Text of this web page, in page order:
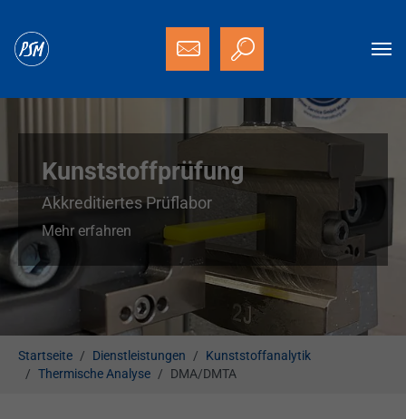
Zum Hauptinhalt springen
Kunststoffprüfung
Akkreditiertes Prüflabor
Mehr erfahren
Startseite Dienstleistungen
Kunststoffanalytik
Thermische Analyse
DMA/DMTA